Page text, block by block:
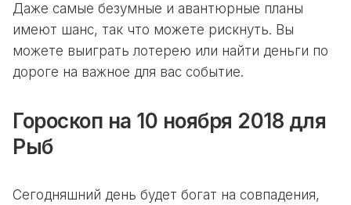
Даже самые безумные и авантюрные планы
имеют шанс, так что можете рискнуть. Вы
можете выиграть лотерею или найти деньги по
дороге на важное для вас событие.
Гороскоп на 10 ноября 2018 для
Рыб
Сегодняшний день будет богат на совпадения,